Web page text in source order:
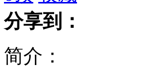
陈奕迅与林丹合影被误认成林妈妈
分享到：
简介：